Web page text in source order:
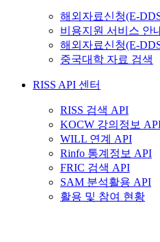
해외자료신청(E-
비용지원 서비스 안
해외자료신청(E-
중국대학 자료 검색
RISS API 센터
RISS 검색 API
KOCW 강의정보
WILL 연계 API
Rinfo 통계정보 API
FRIC 검색 API
SAM 분석활용 API
활용 및 참여 현황